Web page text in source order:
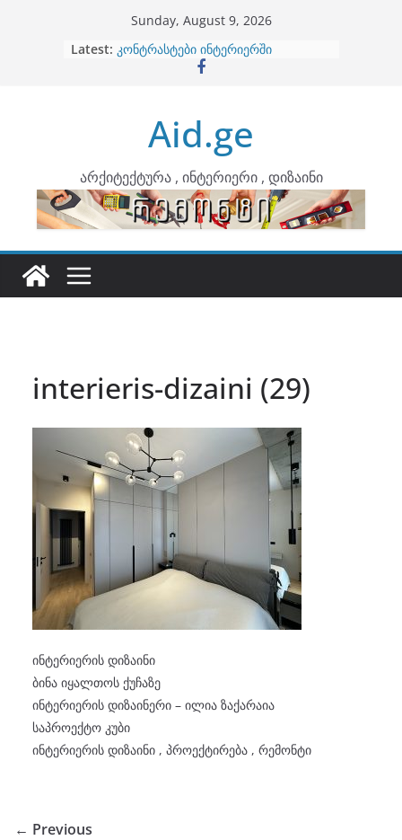
Sunday, August 9, 2026
Latest: ბინების გაერთიანება
კონტრასტები ინტერიერში
ინტერიერის დიზიანი
არტემიდი წარმოგიდგენთ
Aid.ge
არქიტექტურა , ინტერიერი , დიზაინი
interieris-dizaini (29)
ინტერიერის დიზაინი
ბინა იყალთოს ქუჩაზე
ინტერიერის დიზაინერი – ილია ზაქარაია
საპროექტო კუბი
ინტერიერის დიზაინი , პროექტირება , რემონტი
← Previous